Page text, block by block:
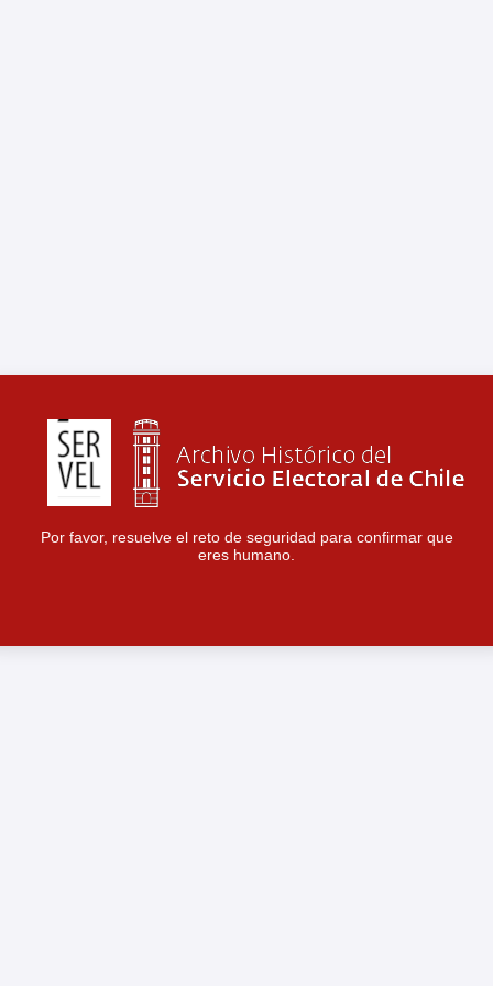
Por favor, resuelve el reto de seguridad para confirmar que
eres humano.